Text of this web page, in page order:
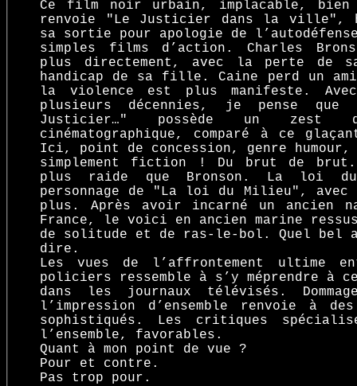
Ce film noir urbain, implacable, bien
renvoie ″Le Justicier dans la ville″,
sa sortie pour apologie de
simples films d’action. Charles
plus directement, avec la perte de
handicap de sa fille. Caine perd un
la violence est plus manifeste.
plusieurs décennies, je pense
Justicier…″ possède un zest
cinématographique, comparé à ce
Ici, point de concession, genre humour,
simplement fiction ! Du brut de
plus raide que Bronson. La loi
personnage de ″La loi du Milieu″, avec
plus. Après avoir incarné un ancien
France, le voici en ancien marine
de solitude et de ras-le-bol. Quel bel
dire.
Les vues de l’affrontement ultime
policiers ressemble à s’y méprendre à
dans les journaux télévisés.
l’impression d’ensemble renvoie à des
sophistiqués. Les critiques
l’ensemble, favorables.
Quant à mon point de vue ?
Pour et contre.
Pas trop pour.